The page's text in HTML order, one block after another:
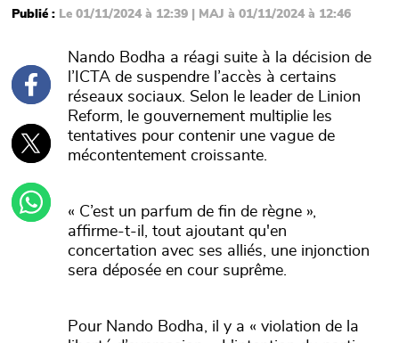
Publié : Le 01/11/2024 à 12:39 | MAJ à 01/11/2024 à 12:46
Nando Bodha a réagi suite à la décision de
l’ICTA de suspendre l’accès à certains
réseaux sociaux. Selon le leader de Linion
Reform, le gouvernement multiplie les
tentatives pour contenir une vague de
mécontentement croissante.
« C’est un parfum de fin de règne »,
affirme-t-il, tout ajoutant qu'en
concertation avec ses alliés, une injonction
sera déposée en cour suprême.
Pour Nando Bodha, il y a « violation de la